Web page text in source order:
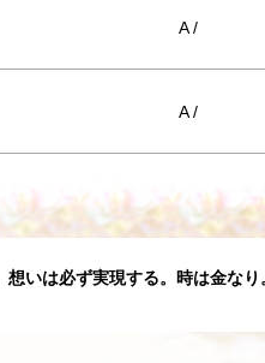
A /
A /
いは必ず実現する。時は金な